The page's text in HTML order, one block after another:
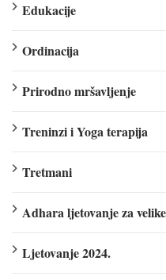
Edukacije
Ordinacija
Prirodno mršavljenje
Treninzi i Yoga terapija
Tretmani
Adhara ljetovanje za
Ljetovanje 2024.